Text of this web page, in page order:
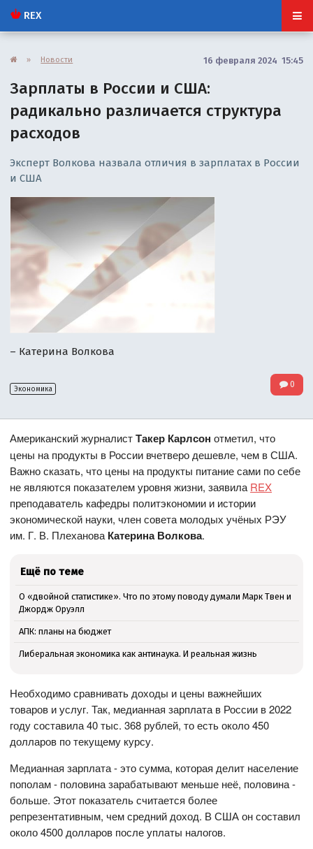
REX
» Новости 16 февраля 2024 15:45
Зарплаты в России и США:
радикально различается структура
расходов
Эксперт Волкова назвала отличия в зарплатах в России
и США
– Катерина Волкова
Экономика 0
Американский журналистТакер Карлсон отметил, что
цены на продукты в России вчетверо дешевле, чем в США.
Важно сказать, что цены на продукты питание сами по себе
не являются показателем уровня жизни, заявилаREX
преподаватель кафедры политэкономии и истории
экономической науки, член совета молодых учёных РЭУ
им. Г. В. ПлехановаКатерина Волкова.
Ещё по теме
О «двойной статистике». Что по этому поводу думали Марк Твен и
Джордж Оруэлл
АПК: планы на бюджет
Либеральная экономика как антинаука. И реальная жизнь
Необходимо сравнивать доходы и цены важнейших
товаров и услуг. Так, медианная зарплата в России в 2022
году составила 40 тыс. 368 рублей, то есть около 450
долларов по текущему курсу.
Медианная зарплата - это сумма, которая делит население
пополам - половина зарабатывают меньше неё, половина -
больше. Этот показатель считается более
репрезентативным, чем средний доход. В США он составил
около 4500 долларов после уплаты налогов.